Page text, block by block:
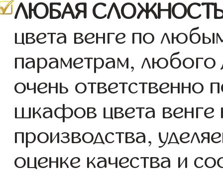
ЛЮБАЯ
цвета венге по
параметрам, любого
очень ответственно
шкафов цвета венге
производства,
оценке качества и